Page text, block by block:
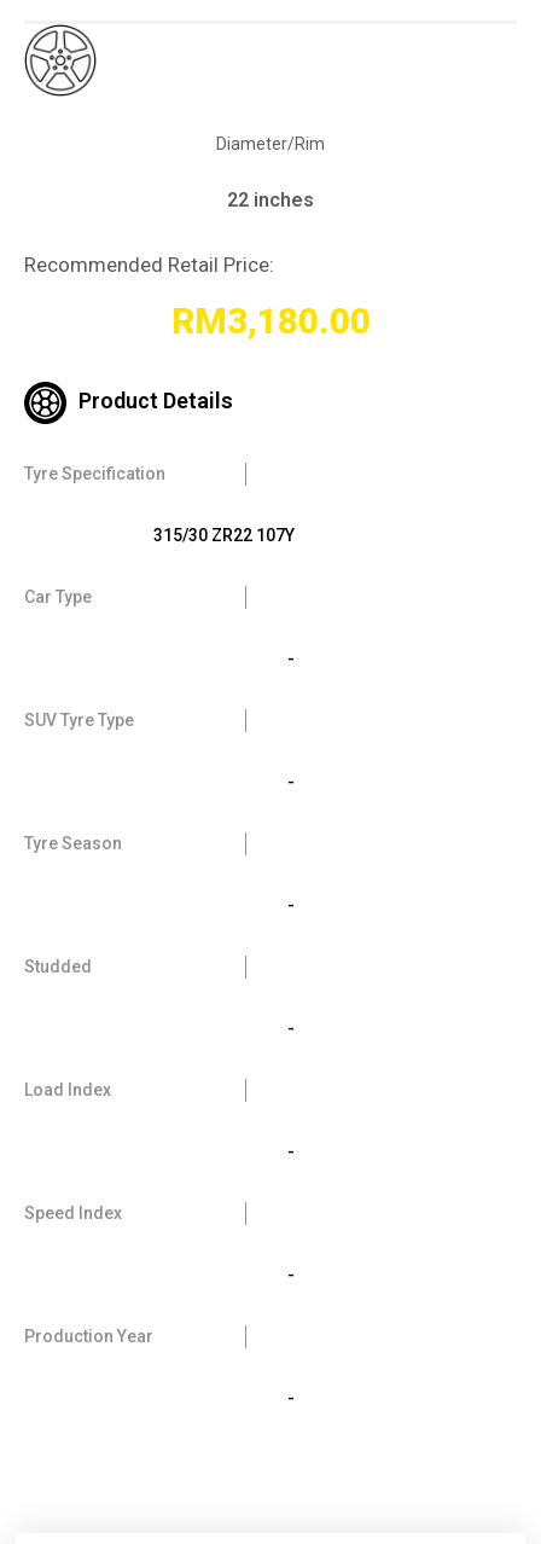
Diameter/Rim
22 inches
Recommended Retail Price:
RM3,180.00
Product Details
Tyre Specification
315/30 ZR22 107Y
Car Type
-
SUV Tyre Type
-
Tyre Season
-
Studded
-
Load Index
-
Speed Index
-
Production Year
-